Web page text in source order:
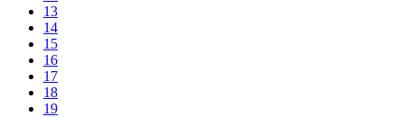
13
14
15
16
17
18
19